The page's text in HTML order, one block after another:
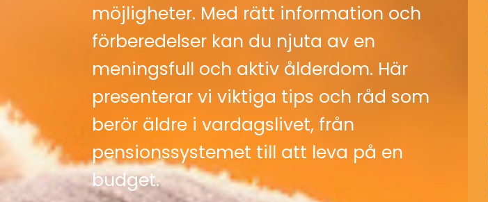
möjligheter. Med rätt information och
förberedelser kan du njuta av en
meningsfull och aktiv ålderdom. Här
presenterar vi viktiga tips och råd som
berör äldre i vardagslivet, från
pensionssystemet till att leva på en
budget.